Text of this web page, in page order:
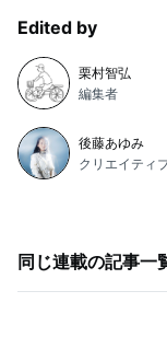
Edited by
栗村智弘
編集者
後藤あゆみ
クリエイティ
同じ連載の記事一